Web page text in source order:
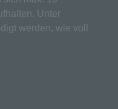
Unter
werden, wie voll
dies zu
die verwendeten
Daten